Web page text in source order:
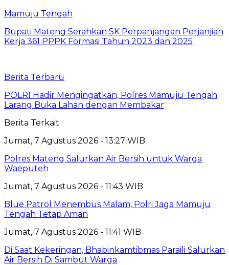
Mamuju Tengah
Bupati Mateng Serahkan SK Perpanjangan Perjanjian
Kerja 361 PPPK Formasi Tahun 2023 dan 2025
Berita Terbaru
POLRI Hadir Mengingatkan, Polres Mamuju Tengah
Larang Buka Lahan dengan Membakar
Berita Terkait
Jumat, 7 Agustus 2026 - 13:27 WIB
Polres Mateng Salurkan Air Bersih untuk Warga
Waeputeh
Jumat, 7 Agustus 2026 - 11:43 WIB
Blue Patrol Menembus Malam, Polri Jaga Mamuju
Tengah Tetap Aman
Jumat, 7 Agustus 2026 - 11:41 WIB
Di Saat Kekeringan, Bhabinkamtibmas Paraili Salurkan
Air Bersih Di Sambut Warga